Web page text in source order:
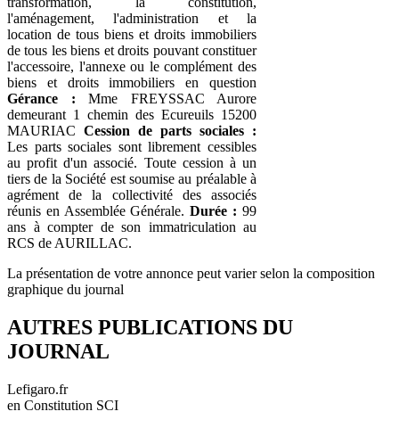
l'aménagement, l'administration et la
location de tous biens et droits immobiliers
de tous les biens et droits pouvant constituer
l'accessoire, l'annexe ou le complément des
biens et droits immobiliers en question
Gérance : Mme FREYSSAC Aurore
demeurant 1 chemin des Ecureuils 15200
MAURIAC Cession de parts sociales :
Les parts sociales sont librement cessibles
au profit d'un associé. Toute cession à un
tiers de la Société est soumise au préalable à
agrément de la collectivité des associés
réunis en Assemblée Générale.Durée : 99
ans à compter de son immatriculation au
RCS de AURILLAC.
La présentation de votre annonce peut varier selon la composition
graphique du journal
AUTRES PUBLICATIONS DU
JOURNAL
Lefigaro.fr
en Constitution SCI